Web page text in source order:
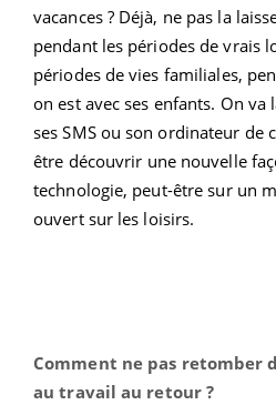
vacances ? Déjà, ne pas la
pendant les périodes de vrais
périodes de vies familiales,
on est avec ses enfants. On va
ses SMS ou son ordinateur de
être découvrir une nouvelle
technologie, peut-être sur un
ouvert sur les loisirs.
Comment ne pas retomber
au travail au retour ?